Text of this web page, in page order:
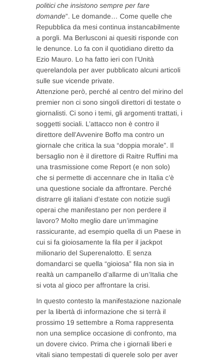
politici che insistono sempre per fare
domande”. Le domande… Come quelle che
Repubblica da mesi continua instancabilmente
a porgli. Ma Berlusconi ai quesiti risponde con
le denunce. Lo fa con il quotidiano diretto da
Ezio Mauro. Lo ha fatto ieri con l’Unità
querelandola per aver pubblicato alcuni articoli
sulle sue vicende private.
Attenzione però, perché al centro del mirino del
premier non ci sono singoli direttori di testate o
giornalisti. Ci sono i temi, gli argomenti trattati, i
soggetti sociali. L’attacco non è contro il
direttore dell’Avvenire Boffo ma contro un
giornale che critica la sua “doppia morale”. Il
bersaglio non è il direttore di Raitre Ruffini ma
una trasmissione come Report (e non solo)
che si permette di accennare che in Italia c’è
una questione sociale da affrontare. Perché
distrarre gli italiani d’estate con notizie sugli
operai che manifestano per non perdere il
lavoro? Molto meglio dare un’immagine
rassicurante, ad esempio quella di un Paese in
cui si fa gioiosamente la fila per il jackpot
milionario del Superenalotto. E senza
domandarci se quella “gioiosa” fila non sia in
realtà un campanello d’allarme di un’Italia che
si vota al gioco per affrontare la crisi.
In questo contesto la manifestazione nazionale
per la libertà di informazione che si terrà il
prossimo 19 settembre a Roma rappresenta
non una semplice occasione di confronto, ma
un dovere civico. Prima che i giornali liberi e
vitali siano tempestati di querele solo per aver